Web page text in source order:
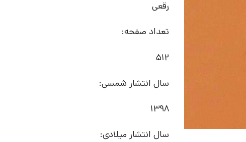
رقعی
تعداد صفحه:
512
سال انتشار شمسی:
1398
سال انتشار میلادی: